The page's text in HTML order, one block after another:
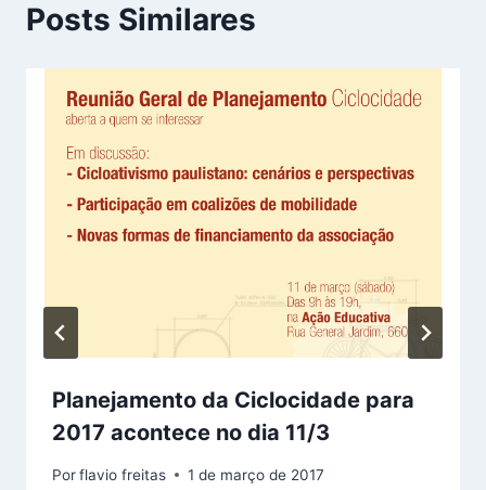
Posts Similares
Planejamento da Ciclocidade para
2017 acontece no dia 11/3
Porflavio freitas 1 de março de 2017